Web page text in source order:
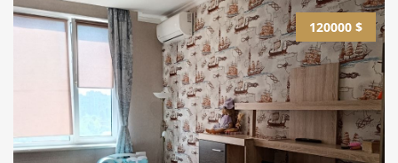
120000 $